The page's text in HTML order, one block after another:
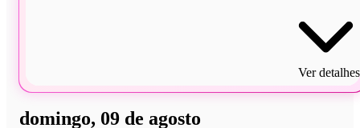
Ver detalhes
domingo, 09 de agosto